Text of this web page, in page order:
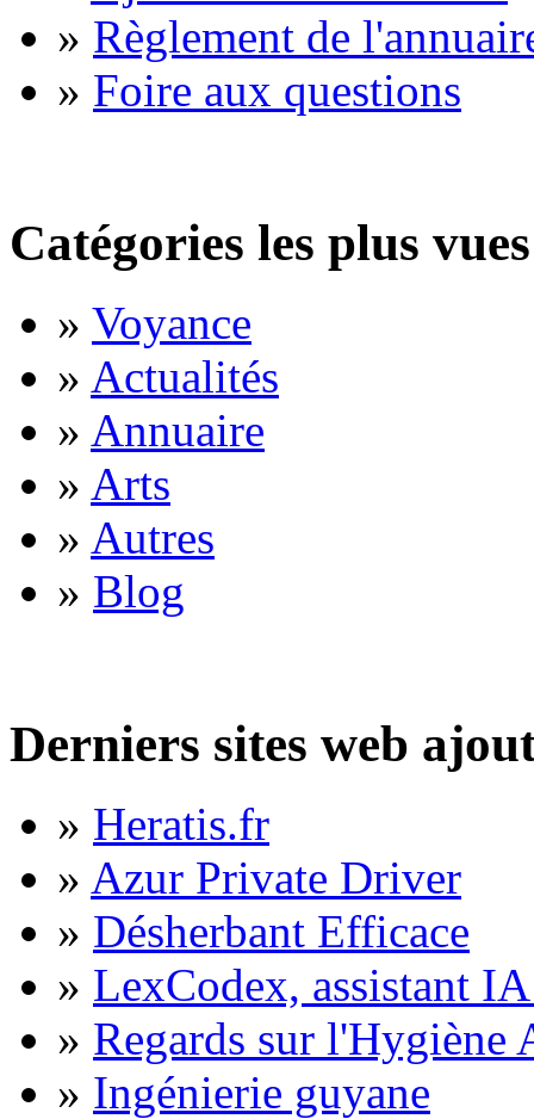
» Règlement de
» Foire aux questions
Catégories les plus vues
» Voyance
» Actualités
» Annuaire
» Arts
» Autres
» Blog
Derniers sites web
» Heratis.fr
» Azur Private Driver
» Désherbant Efficace
» LexCodex, assistant
» Regards sur l'Hygiène
» Ingénierie guyane